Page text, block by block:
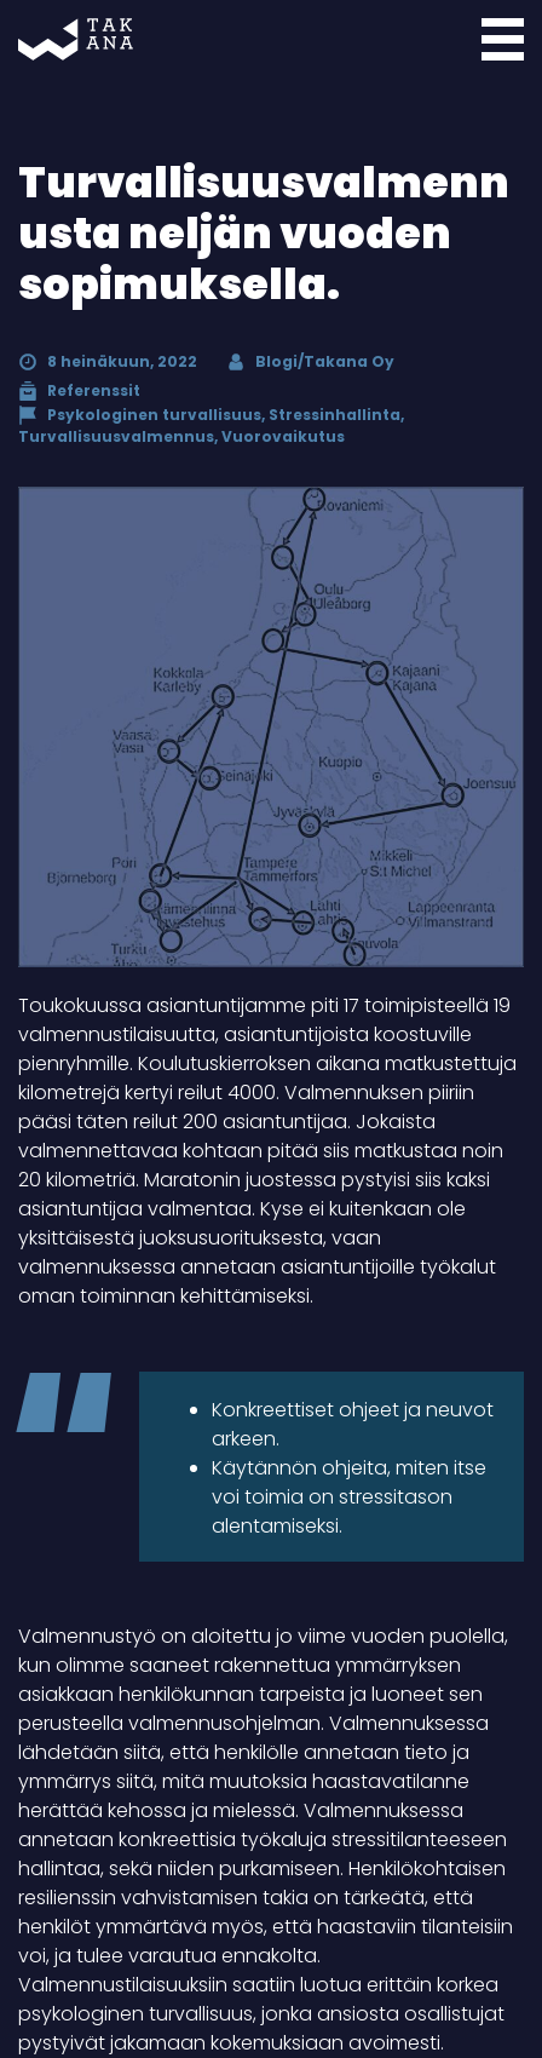
Turvallisuusvalmenn
usta neljän vuoden
sopimuksella.
8 heinäkuun, 2022
Blogi/Takana Oy
Referenssit
Psykologinen turvallisuus, Stressinhallinta,
Turvallisuusvalmennus,Vuorovaikutus
Toukokuussa asiantuntijamme piti 17 toimipisteellä 19
valmennustilaisuutta, asiantuntijoista koostuville
pienryhmille. Koulutuskierroksen aikana matkustettuja
kilometrejä kertyi reilut 4000. Valmennuksen piiriin
pääsi täten reilut 200 asiantuntijaa. Jokaista
valmennettavaa kohtaan pitää siis matkustaa noin
20 kilometriä. Maratonin juostessa pystyisi siis kaksi
asiantuntijaa valmentaa. Kyse ei kuitenkaan ole
yksittäisestä juoksusuorituksesta, vaan
valmennuksessa annetaan asiantuntijoille työkalut
oman toiminnan kehittämiseksi.
Konkreettiset ohjeet ja neuvot
arkeen.
Käytännön ohjeita, miten itse
voi toimia on stressitason
alentamiseksi.
Valmennustyö on aloitettu jo viime vuoden puolella,
kun olimme saaneet rakennettua ymmärryksen
asiakkaan henkilökunnan tarpeista ja luoneet sen
perusteella valmennusohjelman. Valmennuksessa
lähdetään siitä, että henkilölle annetaan tieto ja
ymmärrys siitä, mitä muutoksia haastavatilanne
herättää kehossa ja mielessä. Valmennuksessa
annetaan konkreettisia työkaluja stressitilanteeseen
hallintaa, sekä niiden purkamiseen. Henkilökohtaisen
resilienssin vahvistamisen takia on tärkeätä, että
henkilöt ymmärtävä myös, että haastaviin tilanteisiin
voi, ja tulee varautua ennakolta.
Valmennustilaisuuksiin saatiin luotua erittäin korkea
psykologinen turvallisuus, jonka ansiosta osallistujat
pystyivät jakamaan kokemuksiaan avoimesti.